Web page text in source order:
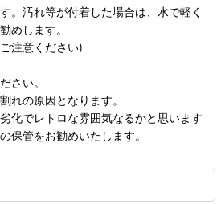
。汚れ等が付着した場合は、水で軽く
めします。
注意ください)
さい。
れの原因となります。
化でレトロな雰囲気なるかと思います
保管をお勧めいたします。